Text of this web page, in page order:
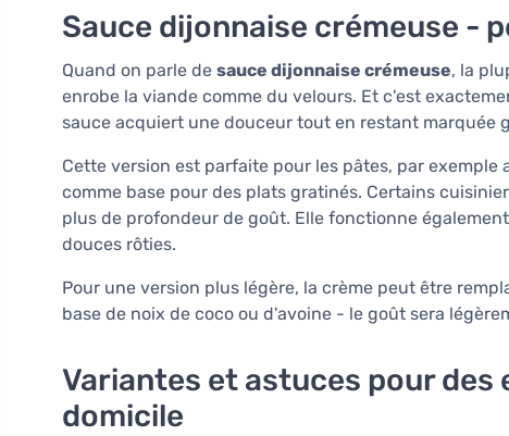
Sauce dijonnaise crémeuse -
Quand on parle de sauce dijonnaise crémeuse, la
enrobe la viande comme du velours. Et c'est
sauce acquiert une douceur tout en restant marquée
Cette version est parfaite pour les pâtes, par
comme base pour des plats gratinés. Certains
plus de profondeur de goût. Elle fonctionne
douces rôties.
Pour une version plus légère, la crème peut être
base de noix de coco ou d'avoine - le goût sera
Variantes et astuces pour des
domicile